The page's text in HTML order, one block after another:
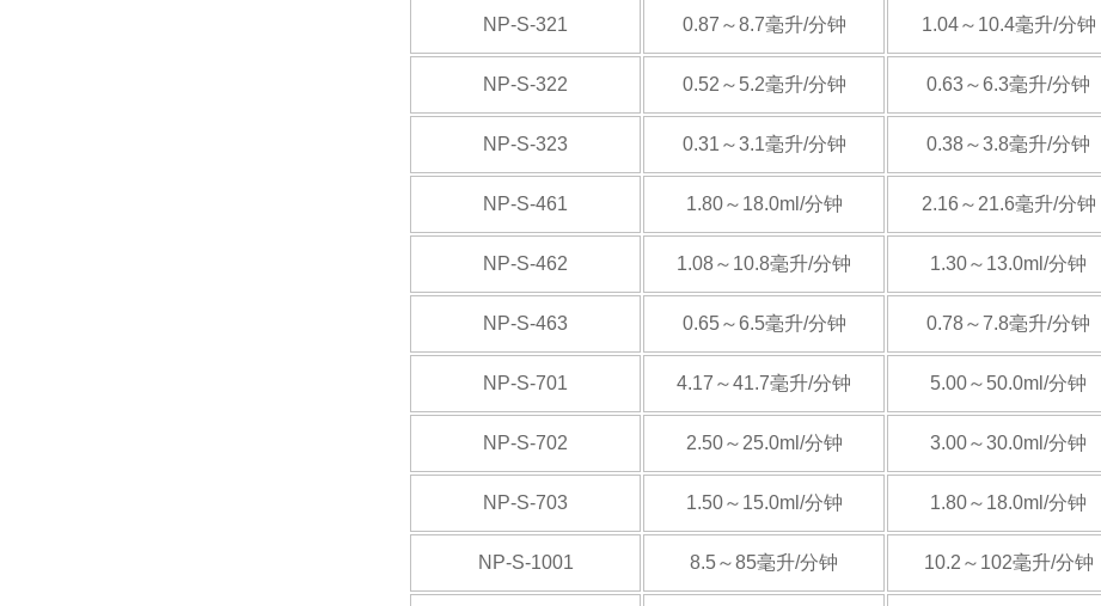
NP-S-321 0.87～8.7毫升/分钟 1.04～10.4毫升/分钟
NP-S-322 0.52～5.2毫升/分钟 0.63～6.3毫升/分钟
NP-S-323 0.31～3.1毫升/分钟 0.38～3.8毫升/分钟
NP-S-461 1.80～18.0ml/分钟 2.16～21.6毫升/分钟
NP-S-462 1.08～10.8毫升/分钟 1.30～13.0ml/分钟
NP-S-463 0.65～6.5毫升/分钟 0.78～7.8毫升/分钟
NP-S-701 4.17～41.7毫升/分钟 5.00～50.0ml/分钟
NP-S-702 2.50～25.0ml/分钟 3.00～30.0ml/分钟
NP-S-703 1.50～15.0ml/分钟 1.80～18.0ml/分钟
NP-S-1001 8.5～85毫升/分钟 10.2～102毫升/分钟